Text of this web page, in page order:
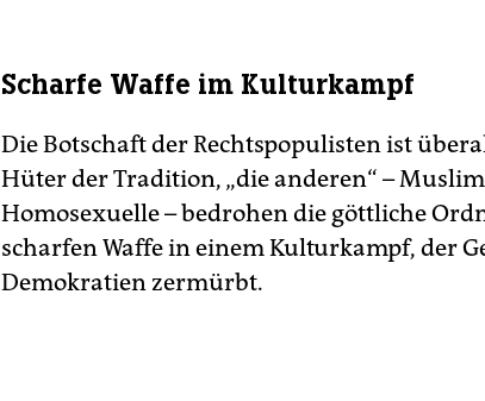
Scharfe Waffe im Kulturkampf
Die Botschaft der Rechts­populisten ist
Hüter der ­Tradition, „die anderen“ –
Homosexuelle – bedrohen die göttliche
scharfen Waffe in einem Kulturkampf, der
Demokratien zermürbt.